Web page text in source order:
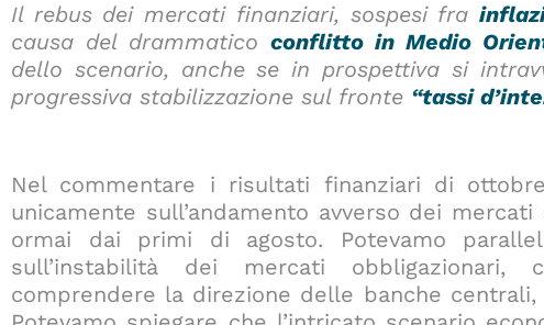
Il rebus dei mercati finanziari, sospesi fra
causa del drammatico conflitto in Medio
dello scenario, anche se in prospettiva si
progressiva stabilizzazione sul fronte “tassi
Nel commentare i risultati finanziari di
unicamente sull’andamento avverso dei
ormai dai primi di agosto. Potevamo
sull’instabilità dei mercati
comprendere la direzione delle banche